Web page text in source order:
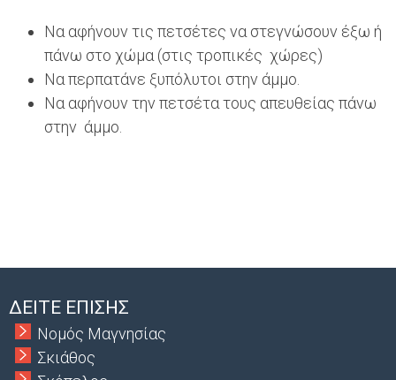
Να αφήνουν τις πετσέτες να στεγνώσουν έξω ή
πάνω στο χώμα (στις τροπικές χώρες)
Να περπατάνε ξυπόλυτοι στην άμμο.
Να αφήνουν την πετσέτα τους απευθείας πάνω
στην άμμο.
ΔΕΙΤΕ ΕΠΙΣΗΣ
Νομός Μαγνησίας
Σκιάθος